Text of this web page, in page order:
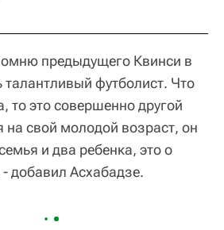
предыдущего Квинси в
талантливый футболист. Что
то это совершенно другой
на свой молодой возраст, он
и два ребенка, это о
добавил Асхабадзе.